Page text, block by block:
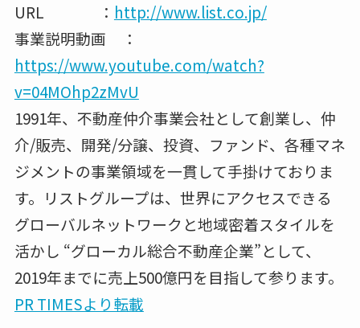
URL ： http://www.list.co.jp/
事業説明動画 ：
https://www.youtube.com/watch?
v=04MOhp2zMvU
1991年、不動産仲介事業会社として創業し、仲
介/販売、開発/分譲、投資、ファンド、各種マネ
ジメントの事業領域を一貫して手掛けておりま
す。リストグループは、世界にアクセスできる
グローバルネットワークと地域密着スタイルを
活かし “グローカル総合不動産企業”として、
2019年までに売上500億円を目指して参ります。
PR TIMESより転載